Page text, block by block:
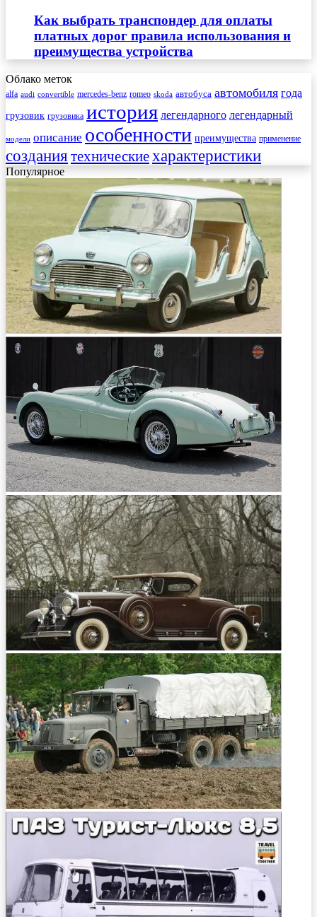
Как выбрать транспондер для оплаты
платных дорог правила использования и
преимущества устройства
Облако меток
alfa audi convertible mercedes-benz romeo skoda автобуса автомобиля года
грузовик грузовика история легендарного легендарный
модели описание особенности преимущества применение
создания техническиехарактеристики
Популярное